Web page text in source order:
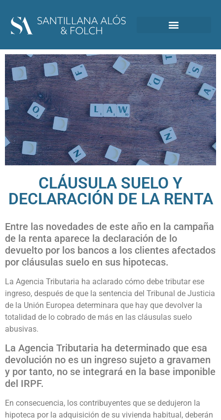
CLÁUSULA SUELO Y
DECLARACIÓN DE LA RENTA
Entre las novedades de este año en la campaña
de la renta aparece la declaración de lo
devuelto por los bancos a los clientes afectados
por cláusulas suelo en sus hipotecas.
La Agencia Tributaria ha aclarado cómo debe tributar ese
ingreso, después de que la sentencia del Tribunal de Justicia
de la Unión Europea determinara que hay que devolver la
totalidad de lo cobrado de más en las cláusulas suelo
abusivas.
La Agencia Tributaria ha determinado que esa
devolución no es un ingreso sujeto a gravamen
y por tanto, no se integrará en la base imponible
del IRPF.
En consecuencia, los contribuyentes que se dedujeron la
hipoteca por la adquisición de su vivienda habitual, deberán